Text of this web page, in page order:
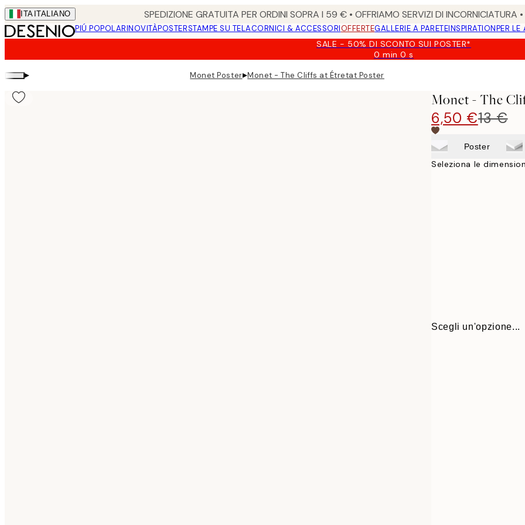
Skip
to
main
ITA ITALIANO SPEDIZIONE GRATUITA PER ORDINI SOPRA I 59 € • OFFRIAMO SERVIZI DI
PIÚ POPOLARINOVITÀPOSTERSTAMPE SU TELACORNICI & ACCESSORIOFFERTEGALLERIE A PARETEINSPIRATIONPER LE
SALE - 50% DI SCONTO SUI POSTER*
0 min0 s
Valido
▸ Monet Poster▸Monet - The Cliffs at Étretat Poster
Monet - The
6,50 €13 €
Poster
Seleziona le
Scegli un'opzione...